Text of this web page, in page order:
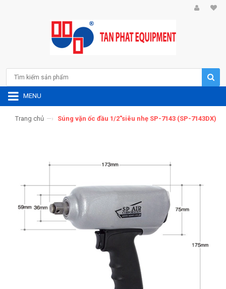
MENU
Trang chủ —› Súng vặn ốc đầu 1/2"siêu nhẹ SP-7143 (SP-7143DX)